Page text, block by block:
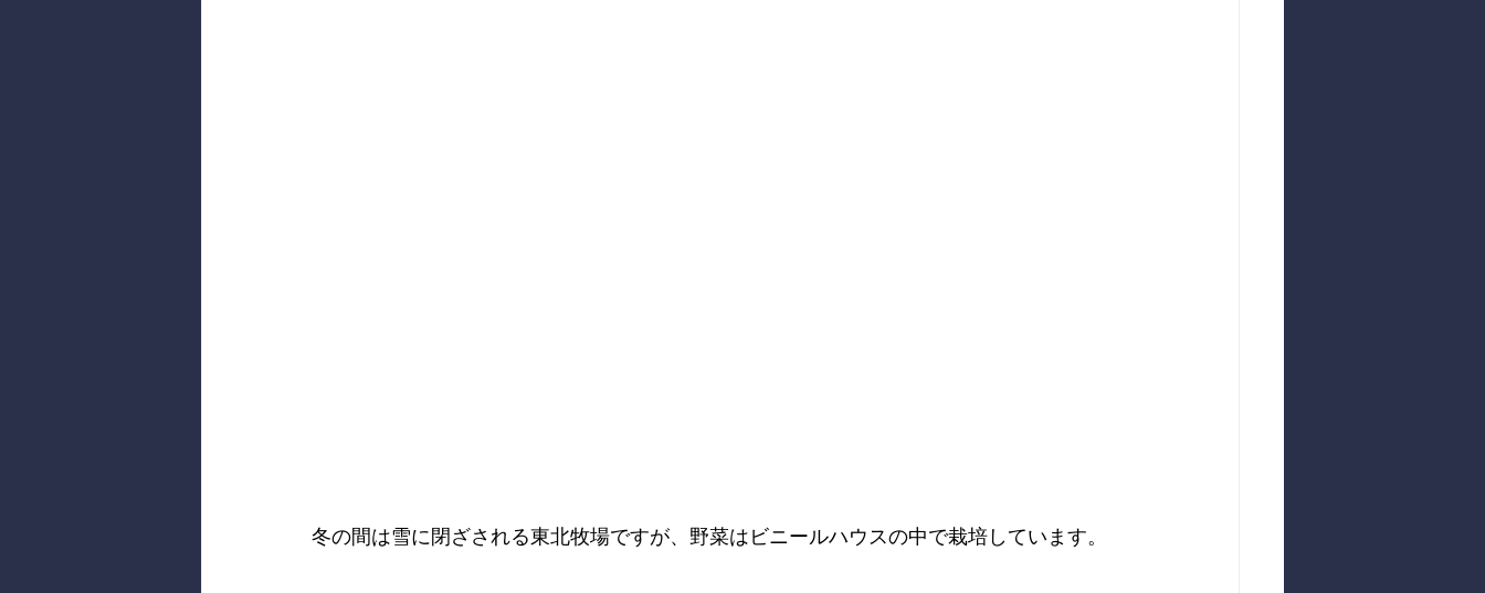
冬の間は雪に閉ざされる東北牧場ですが、野菜はビニールハウスの中で栽培しています。